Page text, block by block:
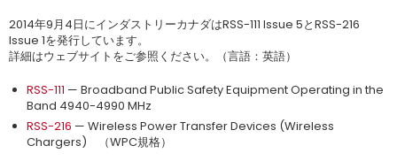
2014年9月4日にインダストリーカナダはRSS-111 Issue 5とRSS-216
Issue 1を発行しています。
詳細はウェブサイトをご参照ください。（言語：英語）
RSS-111 — Broadband Public Safety Equipment Operating in the
Band 4940-4990 MHz
RSS-216 — Wireless Power Transfer Devices (Wireless
Chargers) （WPC規格）